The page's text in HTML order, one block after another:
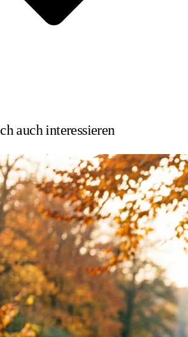
auchinteressieren